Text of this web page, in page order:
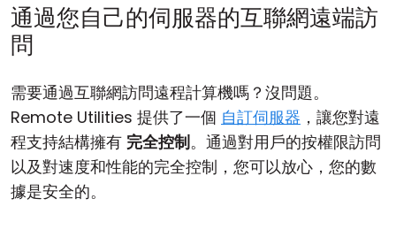
通過您自己的伺服器的互聯網遠端訪
問
需要通過互聯網訪問遠程計算機嗎？沒問題。
Remote Utilities 提供了一個 自訂伺服器 ，讓您對遠
程支持結構擁有 完全控制。通過對用戶的按權限訪問
以及對速度和性能的完全控制，您可以放心，您的數
據是安全的。